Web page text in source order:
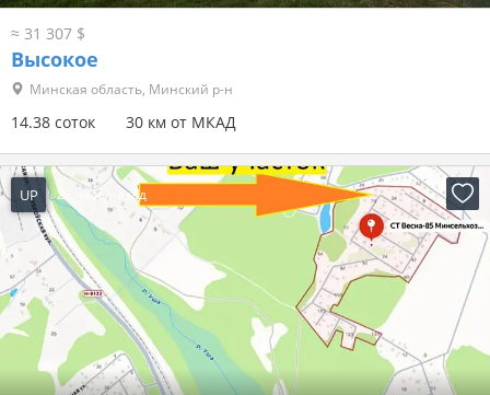
≈ 31 307 $
Высокое
Минская область, Минский р-н
14.38 соток 30 км от МКАД
UP 22 часа назад